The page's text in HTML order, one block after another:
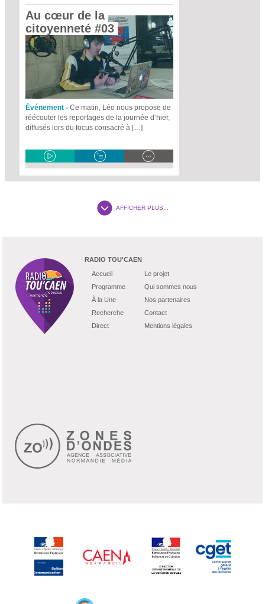
Au cœur de la
citoyenneté #03
Événement - Ce matin, Léo nous propose de
réécouter les reportages de la journée d’hier,
diffusés lors du focus consacré à […]
AFFICHER PLUS...
RADIO TOU'CAEN
Accueil
Programme
À la Une
Recherche
Direct
Le projet
Qui sommes nous
Nos partenaires
Contact
Mentions légales